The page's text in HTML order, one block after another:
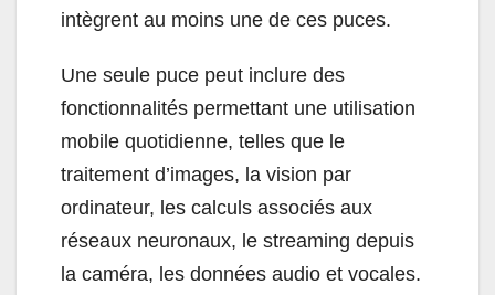
intègrent au moins une de ces puces.
Une seule puce peut inclure des
fonctionnalités permettant une utilisation
mobile quotidienne, telles que le
traitement d’images, la vision par
ordinateur, les calculs associés aux
réseaux neuronaux, le streaming depuis
la caméra, les données audio et vocales.